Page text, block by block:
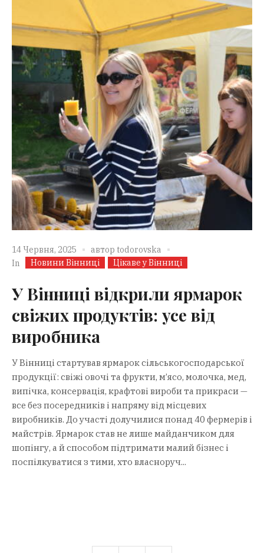
14 Червня, 2025 автор todorovska
In
Новини Вінниці Цікаве у Вінниці
У Вінниці відкрили ярмарок
свіжих продуктів: усе від
виробника
У Вінниці стартував ярмарок сільськогосподарської
продукції: свіжі овочі та фрукти, м’ясо, молочка, мед,
випічка, консервація, крафтові вироби та прикраси —
все без посередників і напряму від місцевих
виробників. До участі долучилися понад 40 фермерів і
майстрів. Ярмарок став не лише майданчиком для
шопінгу, а й способом підтримати малий бізнес і
поспілкуватися з тими, хто власноруч...